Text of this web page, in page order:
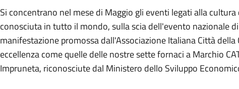
Si concentrano nel mesedi Maggio gli eventi legati alla
conosciuta in tutto il mondo, sulla scia dell'evento nazionale
manifestazione promossa dall'Associazione Italiana Città
eccellenza come quelle delle nostre sette fornaci a Marchio
Impruneta, riconosciute dal Ministero dello Sviluppo